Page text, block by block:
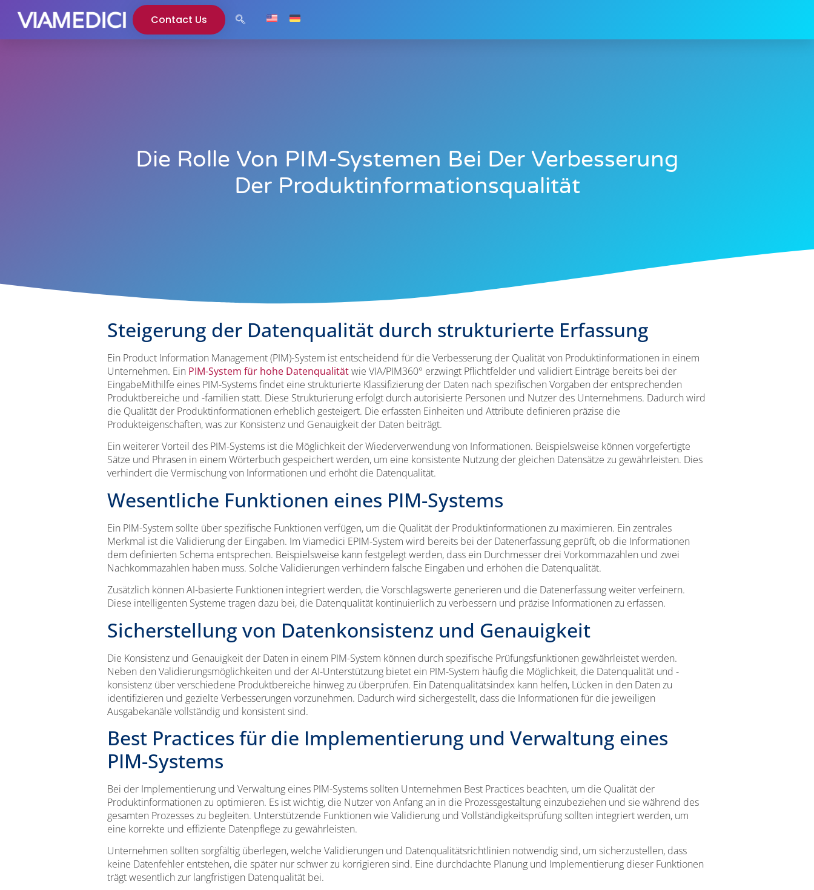
Contact Us
Die Rolle Von PIM-Systemen Bei Der Verbesserung
Der Produktinformationsqualität
Steigerung der Datenqualität durch strukturierte Erfassung
Ein Product Information Management (PIM)-System ist entscheidend für die Verbesserung der Qualität von Produktinformationen in einem
Unternehmen. Ein PIM-System für hohe Datenqualitätwie VIA/PIM360° erzwingt Pflichtfelder und validiert Einträge bereits bei der
EingabeMithilfe eines PIM-Systems findet eine strukturierte Klassifizierung der Daten nach spezifischen Vorgaben der entsprechenden
Produktbereiche und -familien statt. Diese Strukturierung erfolgt durch autorisierte Personen und Nutzer des Unternehmens. Dadurch wird
die Qualität der Produktinformationen erheblich gesteigert. Die erfassten Einheiten und Attribute definieren präzise die
Produkteigenschaften, was zur Konsistenz und Genauigkeit der Daten beiträgt.
Ein weiterer Vorteil des PIM-Systems ist die Möglichkeit der Wiederverwendung von Informationen. Beispielsweise können vorgefertigte
Sätze und Phrasen in einem Wörterbuch gespeichert werden, um eine konsistente Nutzung der gleichen Datensätze zu gewährleisten. Dies
verhindert die Vermischung von Informationen und erhöht die Datenqualität.
Wesentliche Funktionen eines PIM-Systems
Ein PIM-System sollte über spezifische Funktionen verfügen, um die Qualität der Produktinformationen zu maximieren. Ein zentrales
Merkmal ist die Validierung der Eingaben. Im Viamedici EPIM-System wird bereits bei der Datenerfassung geprüft, ob die Informationen
dem definierten Schema entsprechen. Beispielsweise kann festgelegt werden, dass ein Durchmesser drei Vorkommazahlen und zwei
Nachkommazahlen haben muss. Solche Validierungen verhindern falsche Eingaben und erhöhen die Datenqualität.
Zusätzlich können AI-basierte Funktionen integriert werden, die Vorschlagswerte generieren und die Datenerfassung weiter verfeinern.
Diese intelligenten Systeme tragen dazu bei, die Datenqualität kontinuierlich zu verbessern und präzise Informationen zu erfassen.
Sicherstellung von Datenkonsistenz und Genauigkeit
Die Konsistenz und Genauigkeit der Daten in einem PIM-System können durch spezifische Prüfungsfunktionen gewährleistet werden.
Neben den Validierungsmöglichkeiten und der AI-Unterstützung bietet ein PIM-System häufig die Möglichkeit, die Datenqualität und -
konsistenz über verschiedene Produktbereiche hinweg zu überprüfen. Ein Datenqualitätsindex kann helfen, Lücken in den Daten zu
identifizieren und gezielte Verbesserungen vorzunehmen. Dadurch wird sichergestellt, dass die Informationen für die jeweiligen
Ausgabekanäle vollständig und konsistent sind.
Best Practices für die Implementierung und Verwaltung eines
PIM-Systems
Bei der Implementierung und Verwaltung eines PIM-Systems sollten Unternehmen Best Practices beachten, um die Qualität der
Produktinformationen zu optimieren. Es ist wichtig, die Nutzer von Anfang an in die Prozessgestaltung einzubeziehen und sie während des
gesamten Prozesses zu begleiten. Unterstützende Funktionen wie Validierung und Vollständigkeitsprüfung sollten integriert werden, um
eine korrekte und effiziente Datenpflege zu gewährleisten.
Unternehmen sollten sorgfältig überlegen, welche Validierungen und Datenqualitätsrichtlinien notwendig sind, um sicherzustellen, dass
keine Datenfehler entstehen, die später nur schwer zu korrigieren sind. Eine durchdachte Planung und Implementierung dieser Funktionen
trägt wesentlich zur langfristigen Datenqualität bei.